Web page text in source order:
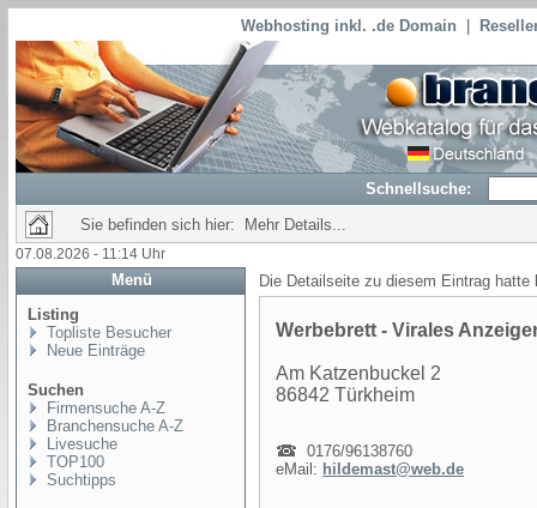
Webhosting inkl. .de Domain
Schnellsuche:
Sie befinden sich hier: Mehr Details...
07.08.2026 - 11:14 Uhr
Menü
Listing
Topliste Besucher
Neue Einträge
Suchen
Firmensuche A-Z
Branchensuche A-Z
Livesuche
TOP100
Suchtipps
Die Detailseite zu diesem Eintrag
Werbebrett - Virales
Am Katzenbuckel 2
86842 Türkheim
0176/96138760
eMail: hildemast@web.de